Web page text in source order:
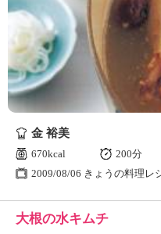
金 裕美
670kcal
200分
2009/08/06 きょうの料理レ
大根の水キムチ